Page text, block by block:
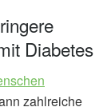
Diabetes
zahlreiche